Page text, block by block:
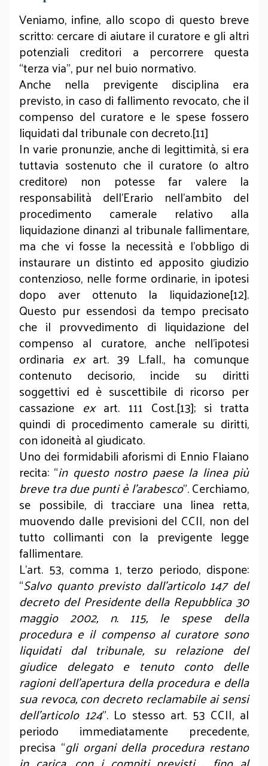
Veniamo, infine, allo scopo di questo breve
scritto: cercare di aiutare il curatore e gli altri
potenziali creditori a percorrere questa
“terza via”, pur nel buio normativo.
Anche nella previgente disciplina era
previsto, in caso di fallimento revocato, che il
compenso del curatore e le spese fossero
liquidati dal tribunale con decreto.[11]
In varie pronunzie, anche di legittimità, si era
tuttavia sostenuto che il curatore (o altro
creditore) non potesse far valere la
responsabilità dell’Erario nell’ambito del
procedimento camerale relativo alla
liquidazione dinanzi al tribunale fallimentare,
ma che vi fosse la necessità e l’obbligo di
instaurare un distinto ed apposito giudizio
contenzioso, nelle forme ordinarie, in ipotesi
dopo aver ottenuto la liquidazione[12].
Questo pur essendosi da tempo precisato
che il provvedimento di liquidazione del
compenso al curatore, anche nell’ipotesi
ordinaria exart. 39 L.fall., ha comunque
contenuto decisorio, incide su diritti
soggettivi ed è suscettibile di ricorso per
cassazione ex art. 111 Cost.[13]; si tratta
quindi di procedimento camerale su diritti,
con idoneità al giudicato.
Uno dei formidabili aforismi di Ennio Flaiano
recita: “in questo nostro paese la linea più
breve tra due punti è l’arabesco”. Cerchiamo,
se possibile, di tracciare una linea retta,
muovendo dalle previsioni del CCII, non del
tutto collimanti con la previgente legge
fallimentare.
L’art. 53, comma 1, terzo periodo, dispone:
“Salvo quanto previsto dall'articolo 147 del
decreto del Presidente della Repubblica 30
maggio 2002, n. 115, le spese della
procedura e il compenso al curatore sono
liquidati dal tribunale, su relazione del
giudice delegato e tenuto conto delle
ragioni dell'apertura della procedura e della
sua revoca, con decreto reclamabile ai sensi
dell'articolo 124”. Lo stesso art. 53 CCII, al
periodo immediatamente precedente,
precisa “gli organi della procedura restano